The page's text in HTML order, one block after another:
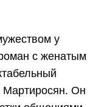
у
с женатым
Мартиросян. Он